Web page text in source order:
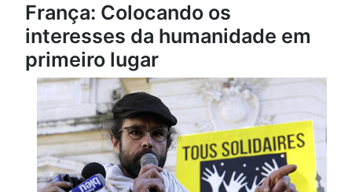
França: Colocando os
interesses da humanidade em
primeiro lugar